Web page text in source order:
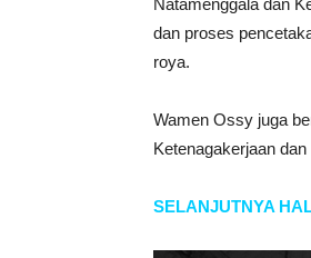
Natamenggala dan
dan proses
roya.
Wamen Ossy juga
Ketenagakerjaan
SELANJUTNYA